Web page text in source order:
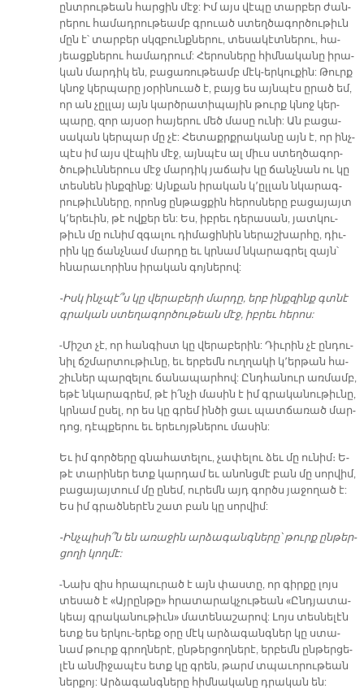
ընտ­րու­թեան հար­ցին մէջ: Իմ այս վէպը տար­բեր ժան­
րե­րու հա­մադ­րու­թեամբ գրուած ստեղ­ծա­գոր­ծու­թիւն
մըն է՝ տար­բեր սկզբունք­նե­րու, տե­սա­կէտ­նե­րու, հա­
յեացք­նե­րու հա­մադ­րում: Հե­րոս­նե­րը հիմ­նա­կա­նը ի­րա­
կան մար­դիկ են, բա­ցա­ռու­թեամբ մէկ-եր­կու­քին: Թուրք
կնոջ կեր­պա­րը յօ­րի­նուած է, բայց ես այն­պէս ը­րած եմ,
որ ան չըլ­լայ այն կարծ­րա­տի­պա­յին թուրք կնոջ կեր­
պա­րը, զոր այ­սօր հա­յե­րու մեծ մա­սը ու­նի: Ան բա­ցա­
սա­կան կեր­պար մը չէ: Հե­տաքրք­րա­կանը այն է, որ ինչ­
պէս իմ այս վէ­պին մէջ, այն­պէս ալ միւս ստեղ­ծա­գոր­
ծու­թիւն­նե­րուս մէջ մար­դիկ յա­ճախ կը ճանչ­նան ու կը
տես­նեն ինքզինք: Այն­քան ի­րա­կան կ՚ըլ­լան նկա­րագ­
րու­թիւն­նե­րը, որոնց ընթացքին հե­րոս­նե­րը բա­ցա­յայտ
կ՚ե­րե­ւին, թէ ով­քեր են: Ես, իբ­րեւ դե­րա­սան, յատ­կու­
թիւն մը ու­նիմ զգա­լու դի­մա­ցի­նին նե­րաշ­խար­հը, դիւ­
րին կը ճանչ­նամ մար­դը եւ կրնամ նկա­րագ­րել զայն՝
հնա­րա­ւո­րինս ի­րա­կան գոյ­նե­րով:
-Իսկ ինչ­պէ՞ս կը վե­րա­բե­րի մար­դը, երբ ինք­զինք գտնէ
գրա­կան ստե­ղա­գոր­ծու­թեան մէջ, իբ­րեւ հե­րոս:
-Միշտ չէ, որ հան­գիստ կը վե­րա­բե­րին: Դիւ­րին չէ ըն­դու­
նիլ ճշմար­տու­թիւ­նը, եւ եր­բեմն ուղ­ղա­կի կ՚եր­թան հա­
շիւ­ներ պար­զե­լու ճա­նա­պար­հով: Ընդ­հա­նուր առ­մամբ,
ե­թէ նկա­րագ­րեմ, թէ ի՛ն­չի մա­սին է իմ գրա­կա­նու­թիւնը,
կրնամ ը­սել, որ ես կը գրեմ ին­ծի ցաւ պատ­ճա­ռած մար­
դոց, դէպ­քե­րու եւ ե­րե­ւոյթ­նե­րու մա­սին:
Եւ իմ գոր­ծերը գնա­հա­տե­լու, չա­փե­լու ձեւ մը ու­նիմ։ Ե­
թէ տա­րի­ներ ետք կար­դամ եւ ա­նոնց­մէ բան մը սո­րվիմ,
բա­ցա­յայ­տում մը ը­նեմ, ու­րեմն այդ գործս յա­ջո­ղած է:
Ես իմ գրած­նե­րէն շատ բան կը սո­րվիմ:
-Ինչ­պի­սի՞ն են ա­ռա­ջին ար­ձա­գանգ­նե­րը՝ թուրք ըն­թեր­
ցո­ղի կող­մէ:
-Նախ զիս հրա­պու­րած է այն փաս­տը, որ գիր­քը լոյս
տե­սած է «Այ­րըն­թը» հրա­տա­րակ­չու­թեան «Ընդ­յա­տա­
կեայ գրա­կա­նու­թիւն» մա­տե­նա­շա­րով: Լոյս տես­նե­լէն
ետք ես եր­կու-ե­րեք օ­րը մէկ ար­ձա­գանգ­ներ կը ստա­
նամ թուրք գրող­նե­րէ, ըն­թեր­ցող­նե­րէ, եր­բեմն ըն­թեր­ցե­
լէն ան­մի­ջա­պէս ետք կը գրեն, թարմ տպա­ւո­րու­թեան
ներ­քոյ: Ար­ձա­գանգնե­րը հիմ­նա­կա­նը դրա­կան են: